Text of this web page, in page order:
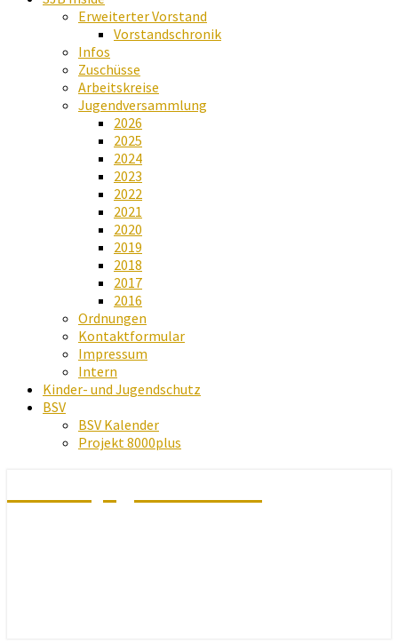
Erweiterter Vorstand
Vorstandschronik
Infos
Zuschüsse
Arbeitskreise
Jugendversammlung
2026
2025
2024
2023
2022
2021
2020
2019
2018
2017
2016
Ordnungen
Kontaktformular
Impressum
Intern
Kinder- und Jugendschutz
BSV
BSV Kalender
Projekt 8000plus